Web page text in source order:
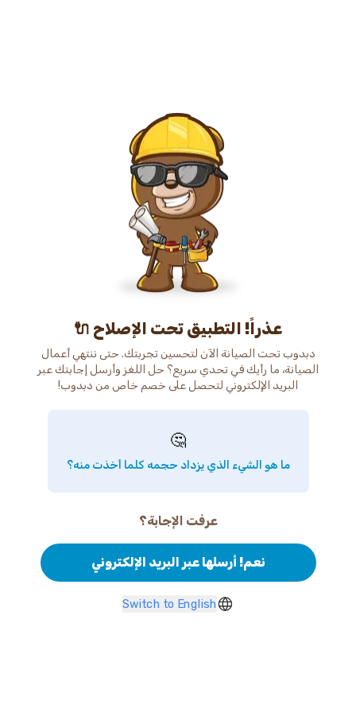
عذراً! التطبيق تحت الإصلاح 🔌
دبدوب تحت الصيانة الآن لتحسين تجربتك. حتى ننتهي أعمال
الصيانة، ما رأيك في تحدي سريع؟ حل اللغز وأرسل إجابتك عبر
البريد الإلكتروني لتحصل على خصم خاص من دبدوب!
🤔
ما هو الشيء الذي يزداد حجمه كلما أخذت منه؟
عرفت الإجابة؟
نعم! أرسلها عبر البريد الإلكتروني
Switch to English